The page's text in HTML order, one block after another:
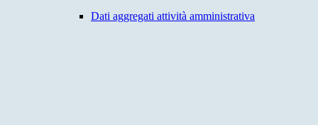
Dati aggregati attività amministrativa